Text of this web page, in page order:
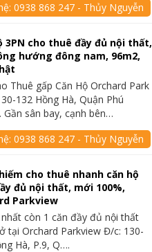
0938 868 247 - Thủy Nguyễn
3PN cho thuê đầy đủ nội thất,
hướng đông nam, 96m2,
Thuê gấp Căn Hộ Orchard Park
132 Hồng Hà, Quận Phú
Gần sân bay, cạnh bên…
0938 868 247 - Thủy Nguyễn
cho thuê nhanh căn hộ
đủ nội thất, mới 100%,
Parkview
còn 1 căn đầy đủ nội thất
tại Orchard Parkview Đ/c: 130-
Hà, P.9, Q….